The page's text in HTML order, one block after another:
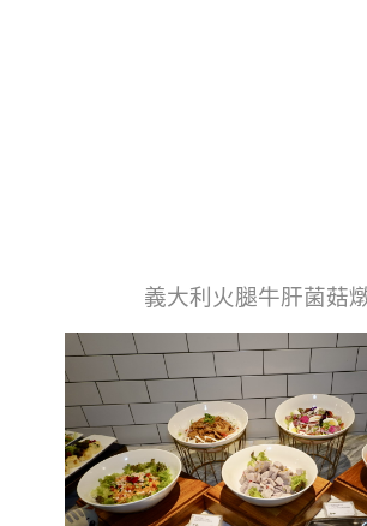
義大利火腿牛肝菌菇